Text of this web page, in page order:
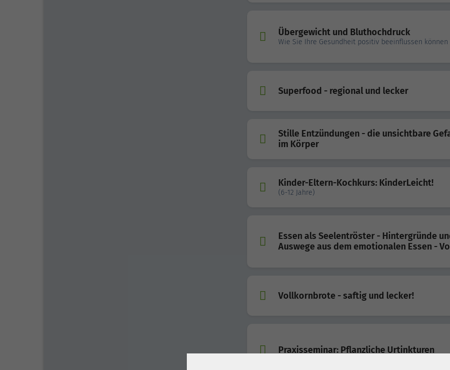
Übergewicht und Bluthochdruck
Wie Sie Ihre Gesundheit positiv beeinflussen können
Superfood - regional und lecker
Stille Entzündungen - die unsichtbare
im Körper
Kinder-Eltern-Kochkurs: KinderLeicht!
(6-12 Jahre)
Essen als Seelentröster - Hintergründe
Auswege aus dem emotionalen Essen -
Vollkornbrote - saftig und lecker!
Praxisseminar: Pflanzliche Urtinkturen